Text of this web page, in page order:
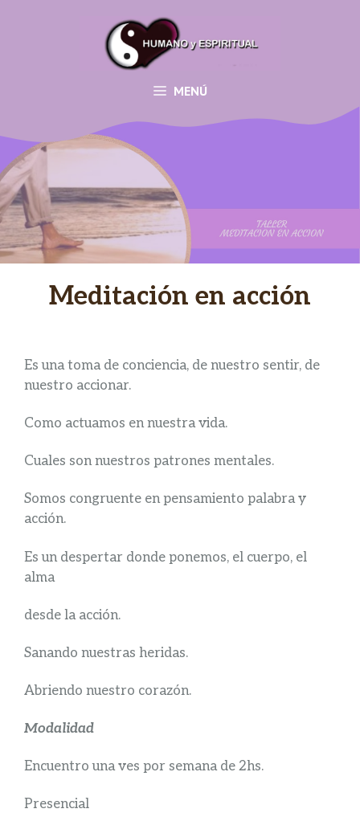
MENÚ
Meditación en acción
Es una toma de conciencia, de nuestro sentir, de
nuestro accionar.
Como actuamos en nuestra vida.
Cuales son nuestros patrones mentales.
Somos congruente en pensamiento palabra y
acción.
Es un despertar donde ponemos, el cuerpo, el
alma
desde la acción.
Sanando nuestras heridas.
Abriendo nuestro corazón.
Modalidad
Encuentro una ves por semana de 2hs.
Presencial